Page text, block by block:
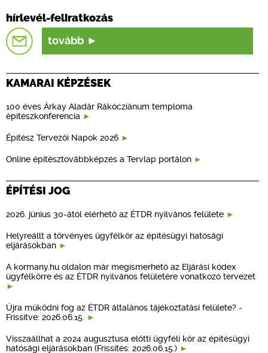
hírlevél-feliratkozás
tovább
KAMARAI KÉPZÉSEK
100 éves Árkay Aladár Rákócziánum temploma
építészkonferencia
Építész Tervezői Napok 2026
Online építésztovábbképzés a Tervlap portálon
ÉPÍTÉSI JOG
2026. június 30-ától elérhető az ÉTDR nyilvános felülete
Helyreállt a törvényes ügyfélkör az építésügyi hatósági
eljárásokban
A kormany.hu oldalon már megismerhető az Eljárási kódex
ügyfélkörre és az ÉTDR nyilvános felületére vonatkozó tervezet
Újra működni fog az ÉTDR általános tájékoztatási felülete? -
Frissítve: 2026.06.15.
Visszaállhat a 2024 augusztusa előtti ügyféli kör az építésügyi
hatósági eljárásokban (Frissítés: 2026.06.15.)